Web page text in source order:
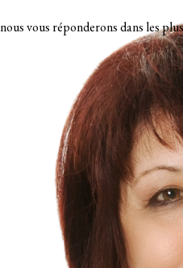
vous réponderons dans les